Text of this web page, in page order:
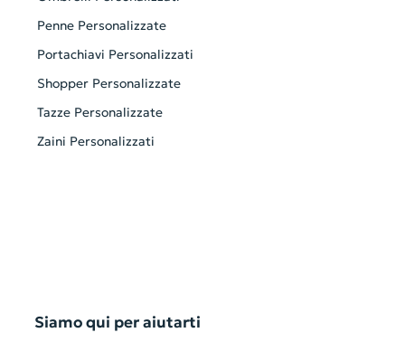
Penne Personalizzate
Portachiavi Personalizzati
Shopper Personalizzate
Tazze Personalizzate
Zaini Personalizzati
Siamo qui per aiutarti